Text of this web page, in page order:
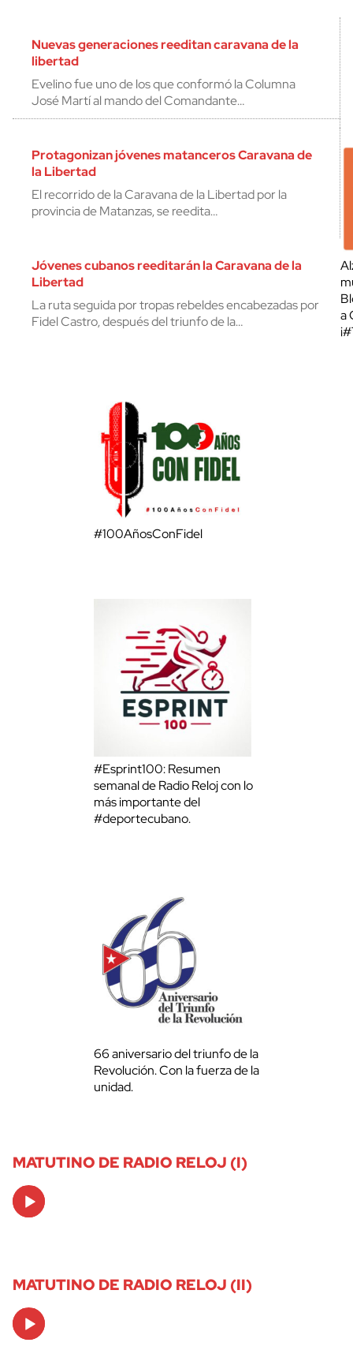
Nuevas generaciones reeditan caravana de la
libertad
Evelino fue uno de los que conformó la Columna
José Martí al mando del Comandante…
Protagonizan jóvenes matanceros Caravana de
la Libertad
El recorrido de la Caravana de la Libertad por la
provincia de Matanzas, se reedita…
Jóvenes cubanos reeditarán la Caravana de la
Libertad
La ruta seguida por tropas rebeldes encabezadas por
Fidel Castro, después del triunfo de la…
a
#100AñosConFidel
#Esprint100: Resumen
semanal de Radio Reloj con lo
más importante del
#deportecubano.
66 aniversario del triunfo de la
Revolución. Con la fuerza de la
unidad.
MATUTINO DE RADIO RELOJ (I)
Audio
Player
MATUTINO DE RADIO RELOJ (II)
Audio
Player